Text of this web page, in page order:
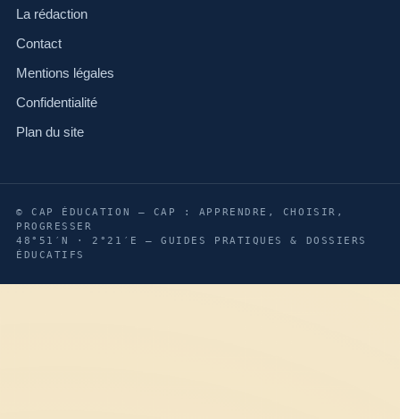
La rédaction
Contact
Mentions légales
Confidentialité
Plan du site
© CAP ÉDUCATION — CAP : APPRENDRE, CHOISIR,
PROGRESSER
48°51′N · 2°21′E — GUIDES PRATIQUES & DOSSIERS
ÉDUCATIFS